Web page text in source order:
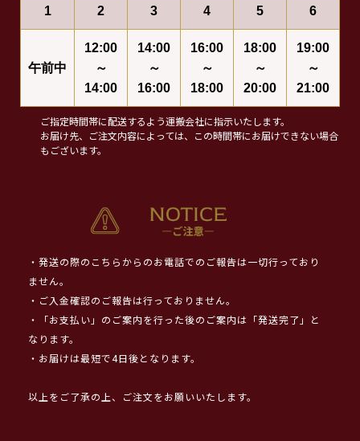
1 2 3 4 5 6
午前中
12:00
～
14:00
14:00
～
16:00
16:00
～
18:00
18:00
～
20:00
19:00
～
21:00
ご指定時間帯に配送するよう運搬会社に指示いたします。
お届け先、ご注文内容によっては、この時間帯にお届けできない場合
もございます。
・発送の際のこちらからのお電話でのご報告は一切行っており
ません。
・ご入金確認のご報告は行っておりません。
・「お支払い」のご案内を行った後のご案内は「発送完了」と
なります。
・お届けは最短で4日後となります。
以上をご了承の上、ご注文をお願いいたします。